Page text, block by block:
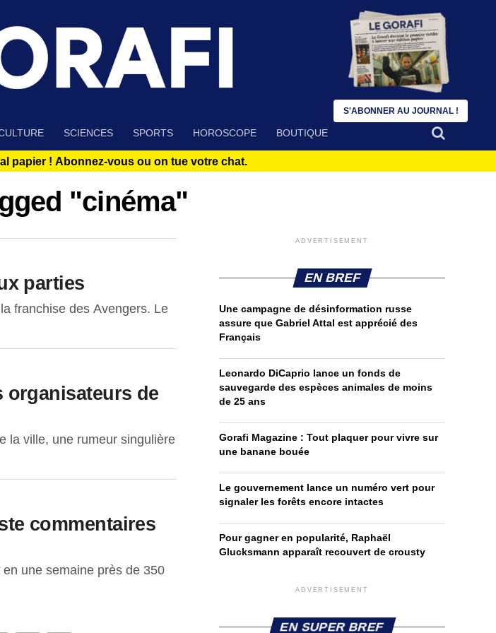
SCIENCES SPORTS HOROSCOPE BOUTIQUE
papier ! Abonnez-vous ou on tue votre chat.
"cinéma"
parties
franchise des Avengers. Le
organisateurs de
la ville, une rumeur singulière
commentaires
une semaine près de 350
ADVERTISEMENT
EN BREF
Une campagne de désinformation russe
assure que Gabriel Attal est apprécié des
Français
Leonardo DiCaprio lance un fonds de
sauvegarde des espèces animales de moins
de 25 ans
Gorafi Magazine : Tout plaquer pour vivre sur
une banane bouée
Le gouvernement lance un numéro vert pour
signaler les forêts encore intactes
Pour gagner en popularité, Raphaël
Glucksmann apparaît recouvert de crousty
ADVERTISEMENT
EN SUPER BREF
S'ABONNER AU JOURNAL !